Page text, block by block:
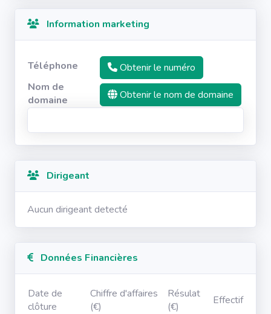
Information marketing
Téléphone
Obtenir le numéro
Nom de
domaine
Obtenir le nom de domaine
Dirigeant
Aucun dirigeant detecté
Données Financières
Date de
clôture
Chiffre d'affaires
(€)
Résulat
(€)
Effectif